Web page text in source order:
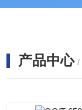
产品中心 /